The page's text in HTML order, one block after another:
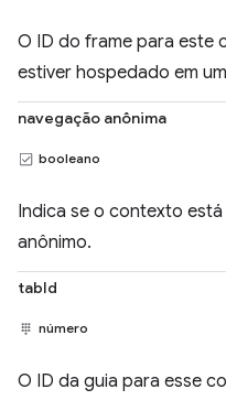
O ID do frame para este
estiver hospedado em
navegação anônima
booleano
Indica se o contexto
anônimo.
tabId
número
O ID da guia para esse